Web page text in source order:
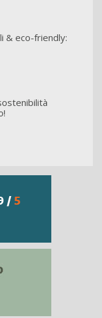
& eco-friendly: